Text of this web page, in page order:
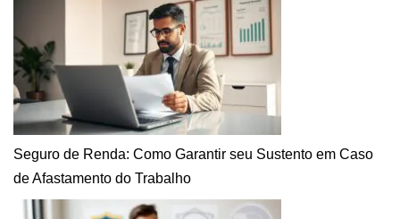
Seguro de Renda: Como Garantir seu Sustento em Caso
de Afastamento do Trabalho